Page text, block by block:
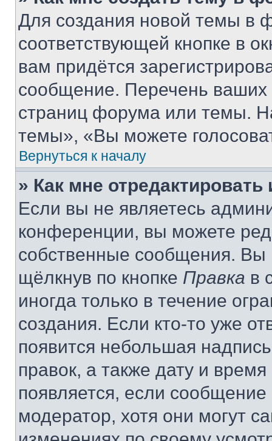
Для создания новой темы в
соответствующей кнопке в
вам придётся
сообщение. Перечень ваших
страниц форума или темы.
темы», «Вы можете
Вернуться к началу
» Как мне
Если вы не являетесь
конференции, вы можете
собственные сообщения. Вы
щёлкнув по кнопке Правка в
иногда только в течение
создания. Если кто-то уже
появится небольшая
правок, а также дату и
появляется, если
модератор, хотя они могут